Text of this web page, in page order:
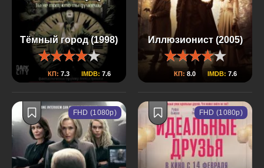
Тёмный город (1998)
КП: 7.3 IMDB: 7.6
Иллюзионист (2005)
КП: 8.0 IMDB: 7.6
FHD (1080p) FHD (1080p)